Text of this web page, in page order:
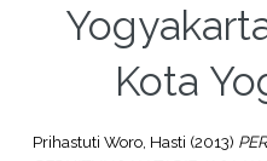
Kota
Prihastuti Woro, Hasti (2013)